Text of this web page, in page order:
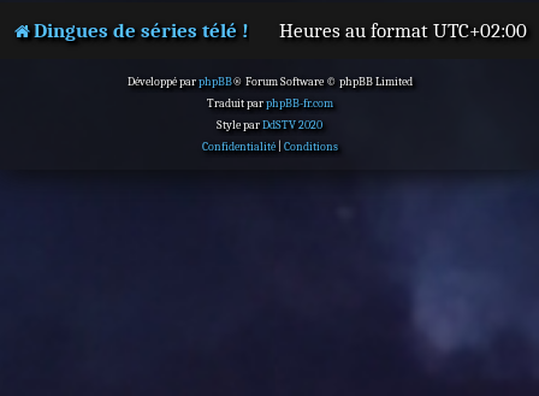
Dingues de séries télé ! Heures au format UTC+02:00
Développé parphpBB® Forum Software © phpBB Limited
Traduit parphpBB-fr.com
Style parDdSTV 2020
Confidentialité| Conditions